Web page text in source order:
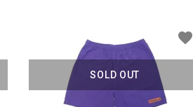
SOLD OUT
favorite